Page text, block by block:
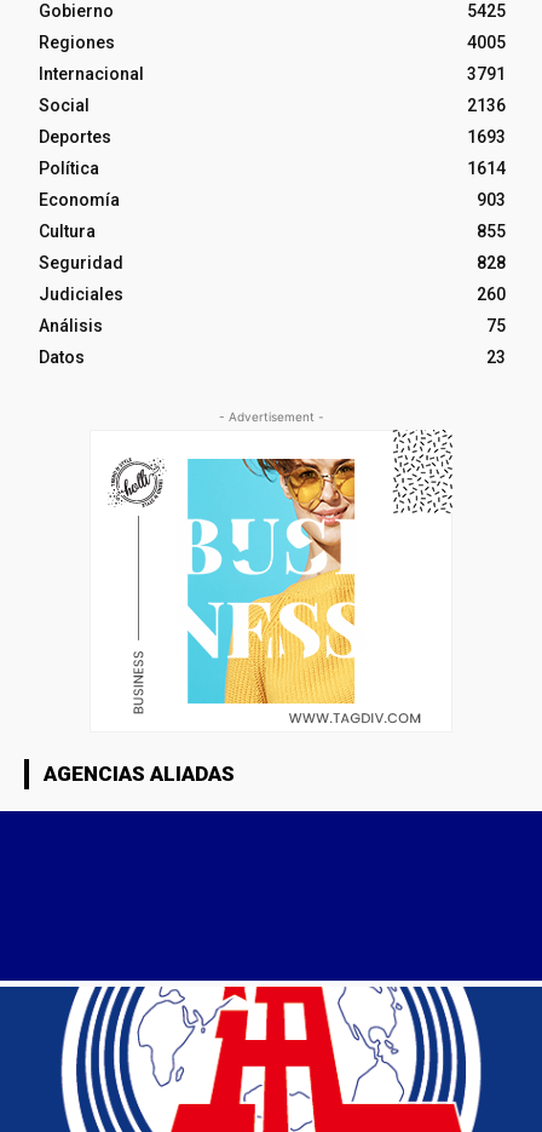
Gobierno
5425
Regiones
4005
Internacional
3791
Social
2136
Deportes
1693
Política
1614
Economía
903
Cultura
855
Seguridad
828
Judiciales
260
Análisis
75
Datos
23
- Advertisement -
AGENCIAS ALIADAS